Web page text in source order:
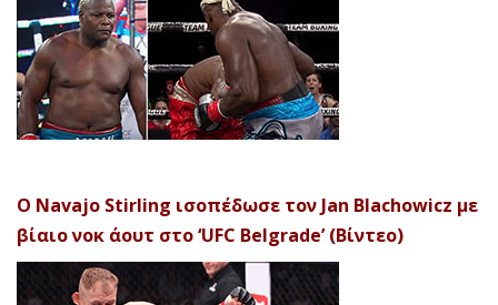
Ο Navajo Stirling ισοπέδωσε τον Jan Blachowicz με
βίαιο νοκ άουτ στο ‘UFC Belgrade’ (Βίντεο)